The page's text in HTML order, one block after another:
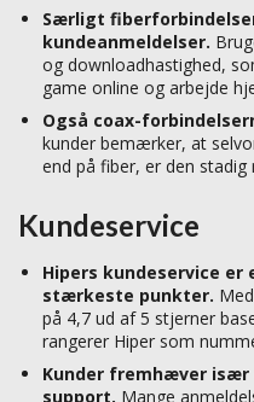
Særligt
kundeanmeldelser.
og downloadhastighed,
game online og arbejde
Også coax-
kunder bemærker, at
end på fiber, er den stadig
Kundeservice
Hipers kundeservice
stærkeste punkter.
på 4,7 ud af 5 stjerner
rangerer Hiper som
Kunder fremhæver
support. Mange